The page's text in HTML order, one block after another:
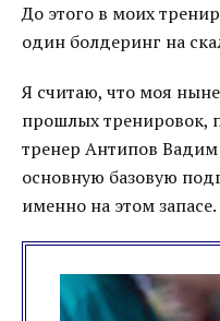
До этого в моих
один болдеринг на
Я считаю, что моя
прошлых тренировок,
тренер Антипов
основную базовую
именно на этом запасе.